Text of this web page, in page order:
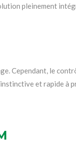
pleinement
Cependant, le
et rapide à